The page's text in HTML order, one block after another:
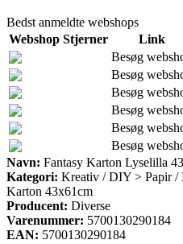
Bedst anmeldte webshops
Webshop Stjerner
Link
Besøg
Besøg
Besøg
Besøg
Besøg
Besøg
Navn: Fantasy Karton Lyselilla
Kategori: Kreativ / DIY > Papir /
Karton 43x61cm
Producent: Diverse
Varenummer: 5700130290184
EAN: 5700130290184